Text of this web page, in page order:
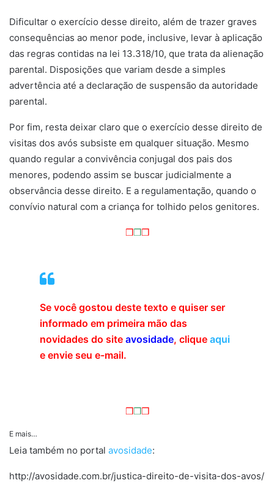
Dificultar o exercício desse direito, além de trazer graves
consequências ao menor pode, inclusive, levar à aplicação
das regras contidas na lei 13.318/10, que trata da alienação
parental. Disposições que variam desde a simples
advertência até a declaração de suspensão da autoridade
parental.
Por fim, resta deixar claro que o exercício desse direito de
visitas dos avós subsiste em qualquer situação. Mesmo
quando regular a convivência conjugal dos pais dos
menores, podendo assim se buscar judicialmente a
observância desse direito. E a regulamentação, quando o
convívio natural com a criança for tolhido pelos genitores.
❒❒❒
Se você gostou deste texto e quiser ser
informado em primeira mão das
novidades do site avosidade, clique aqui
e envie seu e-mail.
❒❒❒
E mais…
Leia também no portal avosidade:
http://avosidade.com.br/justica-direito-de-visita-dos-avos/